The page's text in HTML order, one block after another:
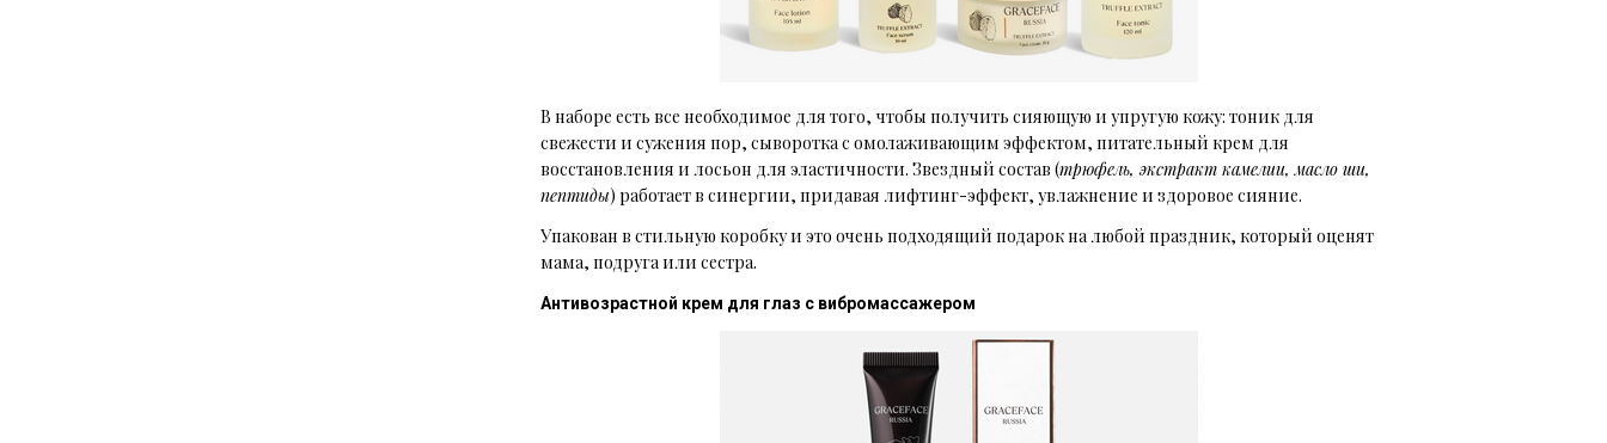
В наборе есть все необходимое для того, чтобы получить сияющую и упругую кожу: тоник для
свежести и сужения пор, сыворотка с омолаживающим эффектом, питательный крем для
восстановления и лосьон для эластичности. Звездный состав (трюфель, экстракт камелии, масло ши,
пептиды) работает в синергии, придавая лифтинг-эффект, увлажнение и здоровое сияние.
Упакован в стильную коробку и это очень подходящий подарок на любой праздник, который оценят
мама, подруга или сестра.
Антивозрастной крем для глаз с вибромассажером